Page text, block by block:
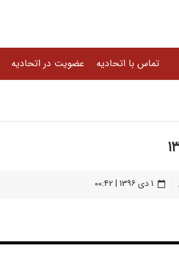
تماس با اتحادیه عضویت در اتحادیه
calendar_today 1 دی 1396 | 00:42